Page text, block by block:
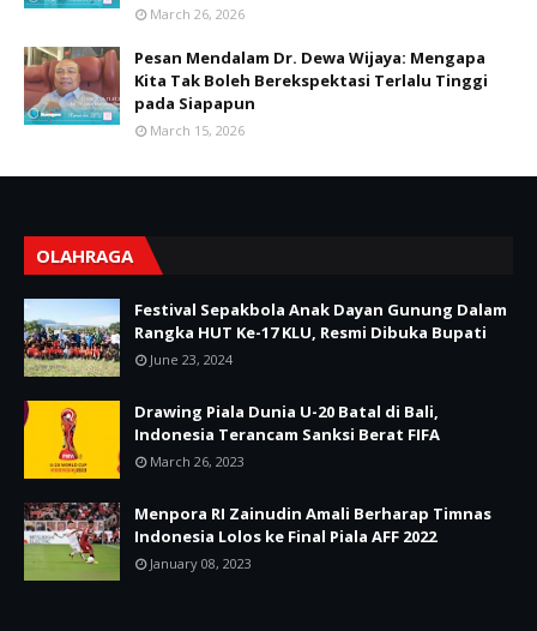
March 26, 2026
Pesan Mendalam Dr. Dewa Wijaya: Mengapa
Kita Tak Boleh Berekspektasi Terlalu Tinggi
pada Siapapun
March 15, 2026
OLAHRAGA
Festival Sepakbola Anak Dayan Gunung Dalam
Rangka HUT Ke-17 KLU, Resmi Dibuka Bupati
June 23, 2024
Drawing Piala Dunia U-20 Batal di Bali,
Indonesia Terancam Sanksi Berat FIFA
March 26, 2023
Menpora RI Zainudin Amali Berharap Timnas
Indonesia Lolos ke Final Piala AFF 2022
January 08, 2023